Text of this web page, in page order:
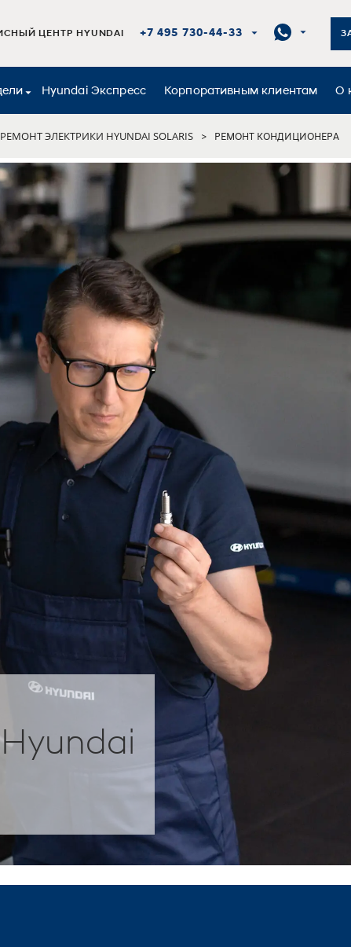
ЦЕНТР HYUNDAI +7 495 730-44-33
Hyundai Экспресс Корпоративным клиентам О
РЕМОНТ ЭЛЕКТРИКИ HYUNDAI SOLARIS > РЕМОНТ КОНДИЦИОНЕРА